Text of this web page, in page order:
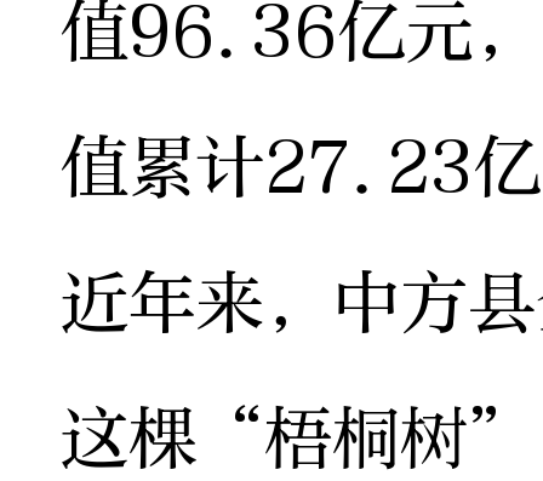
值96.36亿元
值累计27.23
近年来，中方
这棵“梧桐树”